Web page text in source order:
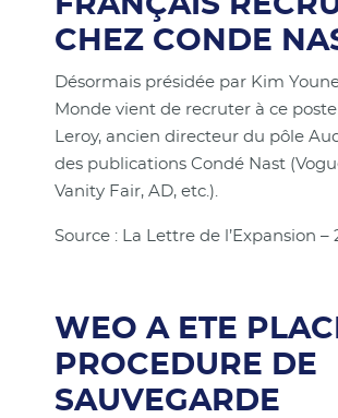
CHEZ CONDE
Désormais présidée par Kim
Monde vient de recruter à ce
Leroy, ancien directeur du pôle
des publications Condé Nast
Vanity Fair, AD, etc.).
Source : La Lettre de l’Expansion –
WEO A ETE
PROCEDURE DE
SAUVEGARDE